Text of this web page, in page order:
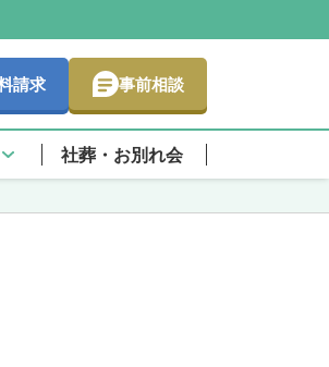
請求 事前相談
社葬・お別れ会